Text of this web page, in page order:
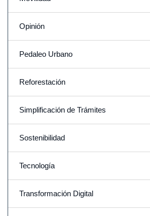
Opinión
Pedaleo Urbano
Reforestación
Simplificación de Trámites
Sostenibilidad
Tecnología
Transformación Digital